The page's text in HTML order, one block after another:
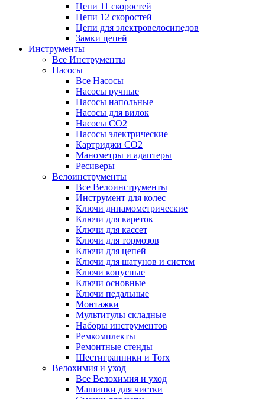
Цепи 11 скоростей
Цепи 12 скоростей
Цепи для электровелосипедов
Замки цепей
Инструменты
Все Инструменты
Насосы
Все Насосы
Насосы ручные
Насосы напольные
Насосы для вилок
Насосы CO2
Насосы электрические
Картриджи CO2
Манометры и адаптеры
Ресиверы
Велоинструменты
Все Велоинструменты
Инструмент для колес
Ключи динамометрические
Ключи для кареток
Ключи для кассет
Ключи для тормозов
Ключи для цепей
Ключи для шатунов и систем
Ключи конусные
Ключи основные
Ключи педальные
Монтажки
Мультитулы складные
Наборы инструментов
Ремкомплекты
Ремонтные стенды
Шестигранники и Torx
Велохимия и уход
Все Велохимия и уход
Машинки для чистки